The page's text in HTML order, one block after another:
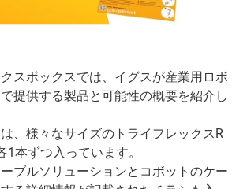
スボックスでは、イグスが産業用ロボ
提供する製品と可能性の概要を紹介し
、様々なサイズのトライフレックスR
1本ずつ入っています。
ブルソリューションとコボットのケー